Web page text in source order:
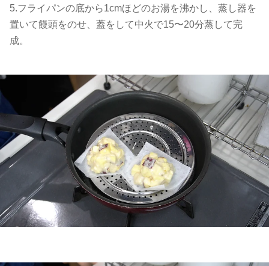
5.フライパンの底から1cmほどのお湯を沸かし、蒸し器を
置いて饅頭をのせ、蓋をして中火で15〜20分蒸して完
成。